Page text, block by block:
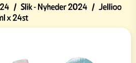
/ Slik - Nyheder 2024 / Jellioo
x 24st